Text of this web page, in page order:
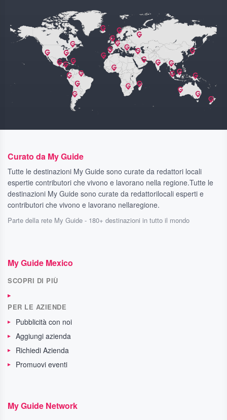
Curato da My Guide
Tutte le destinazioni My Guide sono curate da redattori locali
espertie contributori che vivono e lavorano nella regione.Tutte le
destinazioni My Guide sono curate da redattorilocali esperti e
contributori che vivono e lavorano nellaregione.
Parte della rete My Guide - 180+ destinazioni in tutto il mondo
My Guide Mexico
SCOPRI DI PIÙ
PER LE AZIENDE
Pubblicità con noi
Aggiungi azienda
Richiedi Azienda
Promuovi eventi
My Guide Network